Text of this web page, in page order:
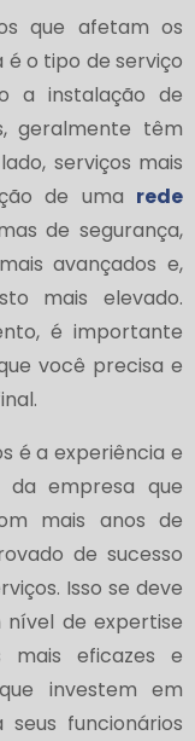
que afetam os
o tipo de serviço
a instalação de
geralmente têm
serviços mais
de uma rede
de segurança,
avançados e,
mais elevado.
é importante
você precisa e
é a experiência e
da empresa que
mais anos de
de sucesso
Isso se deve
de expertise
mais eficazes e
investem em
funcionários